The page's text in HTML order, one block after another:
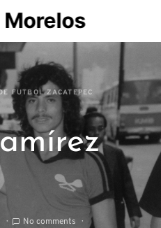
Morelos
FUTBOL ZACATEPEC
No comments